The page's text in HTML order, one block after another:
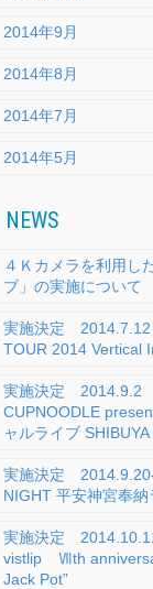
2014年9月
2014年8月
2014年7月
2014年5月
NEWS
４Ｋカメラを利用し
ブ」の実施について
実施決定
TOUR 2014 Vertical
実施決定 2014.9.2
CUPNOODLE
ャルライブ
実施決定
NIGHT 平安神宮奉
実施決定
vistlip Ⅶth
Jack Pot”